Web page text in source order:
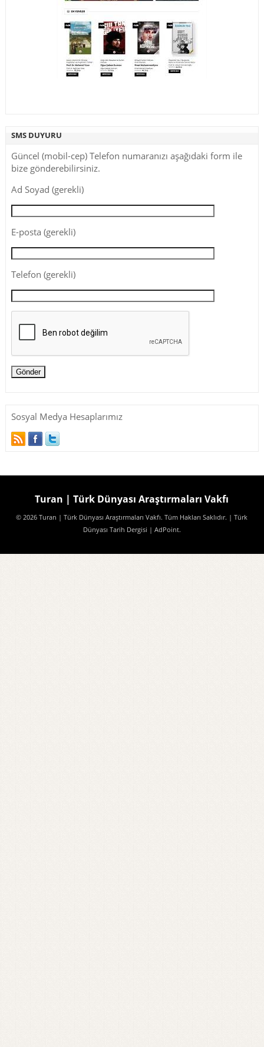
SMS DUYURU
Güncel (mobil-cep) Telefon numaranızı aşağıdaki form ile
bize gönderebilirsiniz.
Ad Soyad (gerekli)
E-posta (gerekli)
Telefon (gerekli)
Sosyal Medya Hesaplarımız
Turan | Türk Dünyası Araştırmaları Vakfı
© 2026 Turan | Türk Dünyası Araştırmaları Vakfı. Tüm Hakları Saklıdır. | Türk
Dünyası Tarih Dergisi | AdPoint.